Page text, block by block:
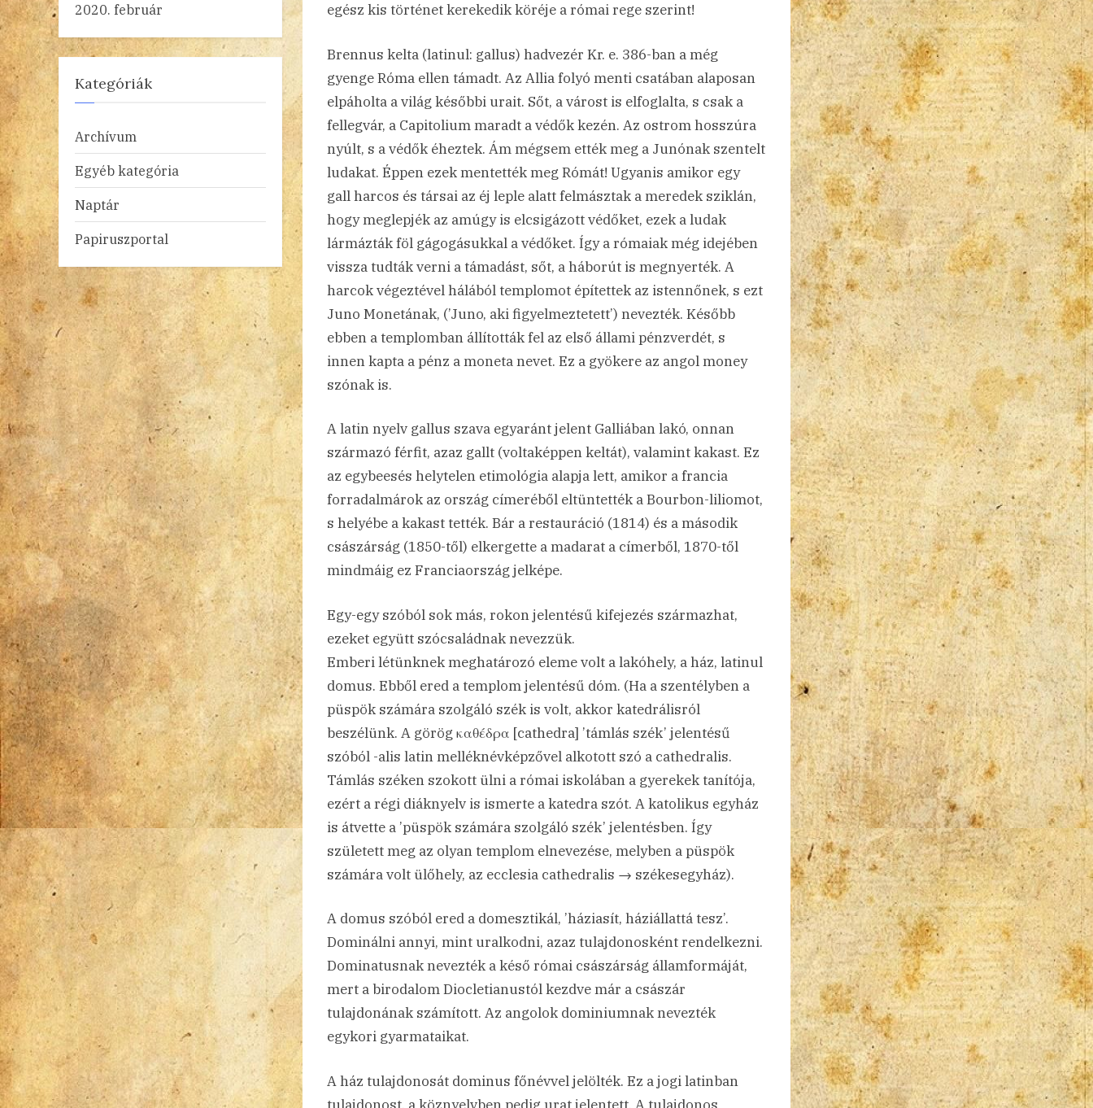
egész kis történet kerekedik köréje a római rege szerint!
Brennus kelta (latinul: gallus) hadvezér Kr. e. 386-ban a még
gyenge Róma ellen támadt. Az Allia folyó menti csatában alaposan
elpáholta a világ későbbi urait. Sőt, a várost is elfoglalta, s csak a
fellegvár, a Capitolium maradt a védők kezén. Az ostrom hosszúra
nyúlt, s a védők éheztek. Ám mégsem ették meg a Junónak szentelt
ludakat. Éppen ezek mentették meg Rómát! Ugyanis amikor egy
gall harcos és társai az éj leple alatt felmásztak a meredek sziklán,
hogy meglepjék az amúgy is elcsigázott védőket, ezek a ludak
lármázták föl gágogásukkal a védőket. Így a rómaiak még idejében
vissza tudták verni a támadást, sőt, a háborút is megnyerték. A
harcok végeztével hálából templomot építettek az istennőnek, s ezt
Juno Monetának, (’Juno, aki figyelmeztetett’) nevezték. Később
ebben a templomban állították fel az első állami pénzverdét, s
innen kapta a pénz a moneta nevet. Ez a gyökere az angol money
szónak is.
A latin nyelv gallus szava egyaránt jelent Galliában lakó, onnan
származó férfit, azaz gallt (voltaképpen keltát), valamint kakast. Ez
az egybeesés helytelen etimológia alapja lett, amikor a francia
forradalmárok az ország címeréből eltüntették a Bourbon-liliomot,
s helyébe a kakast tették. Bár a restauráció (1814) és a második
császárság (1850-től) elkergette a madarat a címerből, 1870-től
mindmáig ez Franciaország jelképe.
Egy-egy szóból sok más, rokon jelentésű kifejezés származhat,
ezeket együtt szócsaládnak nevezzük.
Emberi létünknek meghatározó eleme volt a lakóhely, a ház, latinul
domus. Ebből ered a templom jelentésű dóm. (Ha a szentélyben a
püspök számára szolgáló szék is volt, akkor katedrálisról
beszélünk. A görög καθέδρα [cathedra] ’támlás szék’ jelentésű
szóból -alis latin melléknévképzővel alkotott szó a cathedralis.
Támlás széken szokott ülni a római iskolában a gyerekek tanítója,
ezért a régi diáknyelv is ismerte a katedra szót. A katolikus egyház
is átvette a ’püspök számára szolgáló szék’ jelentésben. Így
született meg az olyan templom elnevezése, melyben a püspök
számára volt ülőhely, az ecclesia cathedralis → székesegyház).
A domus szóból ered a domesztikál, ’háziasít, háziállattá tesz’.
Dominálni annyi, mint uralkodni, azaz tulajdonosként rendelkezni.
Dominatusnak nevezték a késő római császárság államformáját,
mert a birodalom Diocletianustól kezdve már a császár
tulajdonának számított. Az angolok dominiumnak nevezték
egykori gyarmataikat.
A ház tulajdonosát dominus főnévvel jelölték. Ez a jogi latinban
2020. február
Kategóriák
Archívum
Egyéb kategória
Naptár
Papiruszportal